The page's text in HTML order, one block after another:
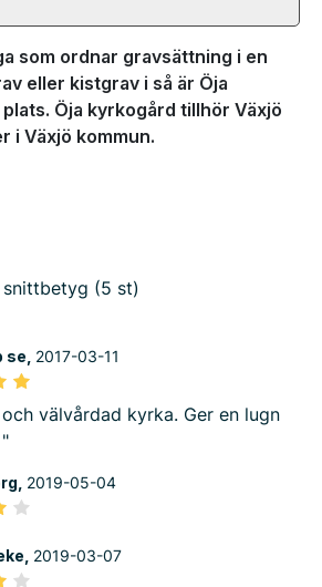
som ordnar gravsättning i en
eller kistgrav i så är Öja
Öja kyrkogård tillhör Växjö
i Växjö kommun.
snittbetyg (5 st)
2017-03-11
välvårdad kyrka. Ger en lugn
2019-05-04
2019-03-07